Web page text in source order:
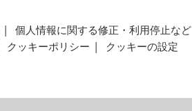
個人情報に関する修正・利用停止など
クッキーポリシー クッキーの設定